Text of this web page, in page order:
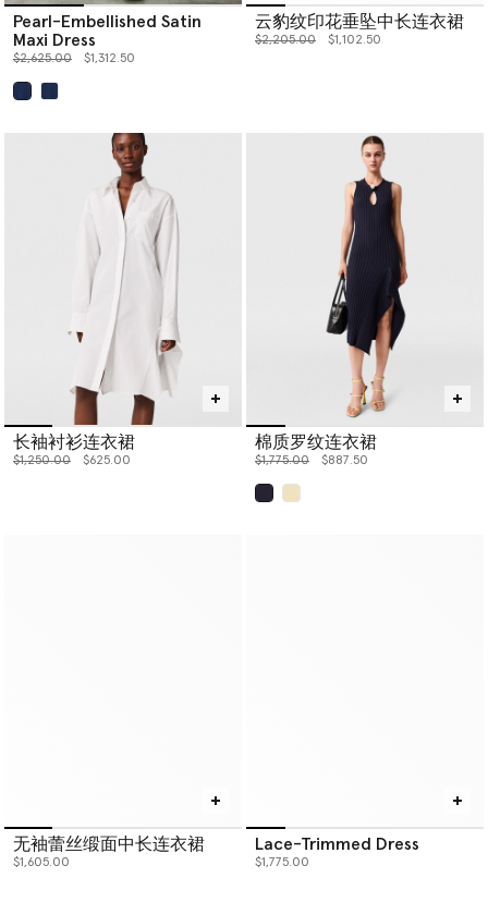
Pearl-Embellished Satin
Maxi Dress
价格从
$2,625.00下降至
$1,312.50
云豹纹印花垂坠中长连衣裙
价格从
$2,205.00下降至
$1,102.50
长袖衬衫连衣裙
价格从
$1,250.00下降至
$625.00
棉质罗纹连衣裙
价格从
$1,775.00下降至
$887.50
无袖蕾丝缎面中长连衣裙
$1,605.00
Lace-Trimmed Dress
$1,775.00